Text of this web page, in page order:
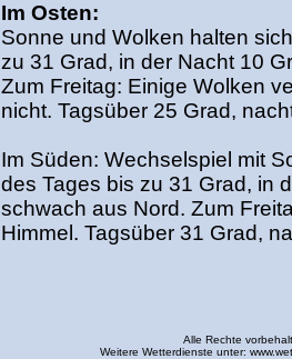
Im Osten:
Sonne und Wolken halten
zu 31 Grad, in der Nacht 10
Zum Freitag: Einige Wolken
nicht. Tagsüber 25 Grad,
Im Süden: Wechselspiel mit
des Tages bis zu 31 Grad, in
schwach aus Nord. Zum
Himmel. Tagsüber 31 Grad,
Alle Rechte
Weitere Wetterdienste unter: